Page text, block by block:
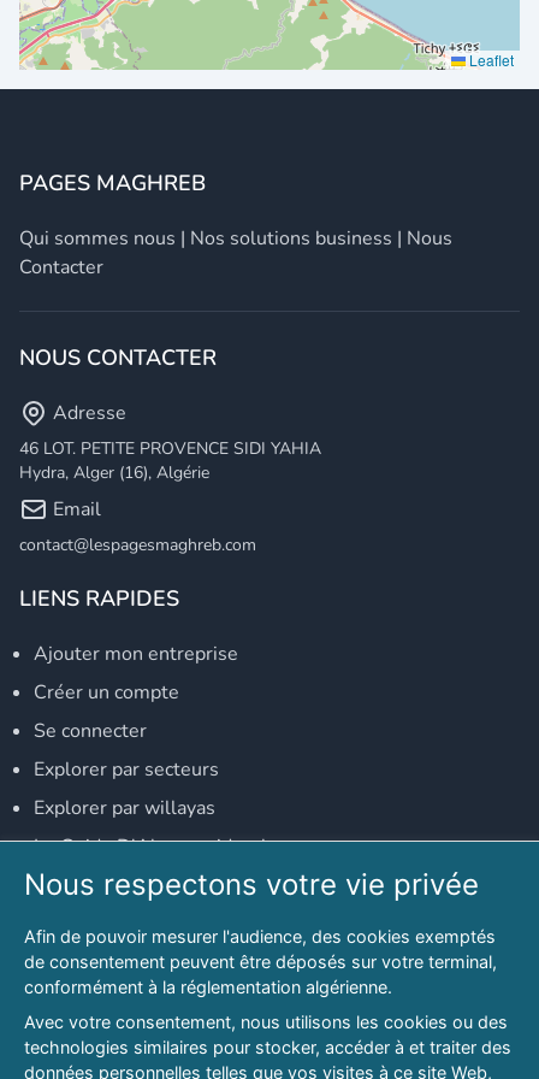
Leaflet
PAGES MAGHREB
Qui sommes nous | Nos solutions business | Nous
Contacter
NOUS CONTACTER
Adresse
46 LOT. PETITE PROVENCE SIDI YAHIA
Hydra, Alger (16), Algérie
Email
contact@lespagesmaghreb.com
LIENS RAPIDES
Ajouter mon entreprise
Créer un compte
Se connecter
Explorer par secteurs
Explorer par willayas
Le Guide D'Alger, guide-alger.com
NOS RÉSEAUX SOCIAUX
Notre page Facebook
Notre page LinkedIn
Notre page Instagram
Nous respectons votre vie privée
Afin de pouvoir mesurer l'audience, des cookies exemptés
de consentement peuvent être déposés sur votre terminal,
conformément à la réglementation algérienne.
Avec votre consentement, nous utilisons les cookies ou des
technologies similaires pour stocker, accéder à et traiter des
données personnelles telles que vos visites à ce site Web,